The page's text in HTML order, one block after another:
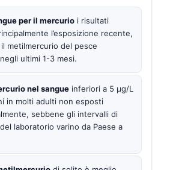
per il mercurio i risultati
l’esposizione recente,
metilmercurio del pesce
ultimi 1-3 mesi.
nel sangue inferiori a 5 µg/L
in molti adulti non esposti
sebbene gli intervalli di
laboratorio varino da Paese a